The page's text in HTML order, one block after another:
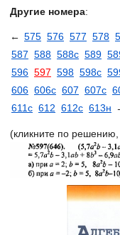
Другие номера:
← 575 576 577 578
587 588 588с 589
596 597 598 598с
606 606с 607 607с
611с 612 612с 613н
(кликните по